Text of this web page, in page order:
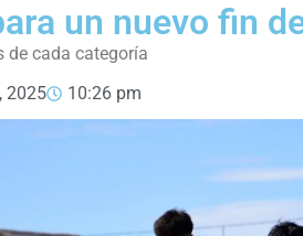
un nuevo fin
de cada categoría
2025 10:26 pm